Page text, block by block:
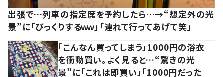
出張で…列車の指定席を予約したら…→“想定外の光
景”に「びっくりするｗｗ」「連れて行ってあげて笑」
「こんなん買ってしまう」1000円の浴衣
を衝動買い。よく見ると…“驚きの光
景”に「これは即買い」「1000円だった